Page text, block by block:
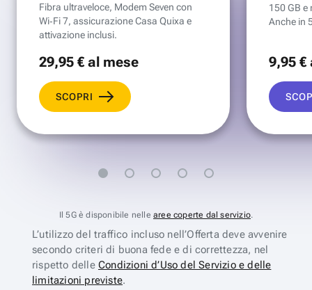
Fibra ultraveloce, Modem Seven con
Wi‑Fi 7, assicurazione Casa Quixa e
attivazione inclusi.
29,95 €al mese
SCOPRI
150 GB e
Anche in
9,95 €
Il 5G è disponibile nelle aree coperte dal servizio.
L’utilizzo del traffico incluso nell’Offerta deve avvenire
secondo criteri di buona fede e di correttezza, nel
rispetto delle Condizioni d’Uso del Servizio e delle
limitazioni previste.